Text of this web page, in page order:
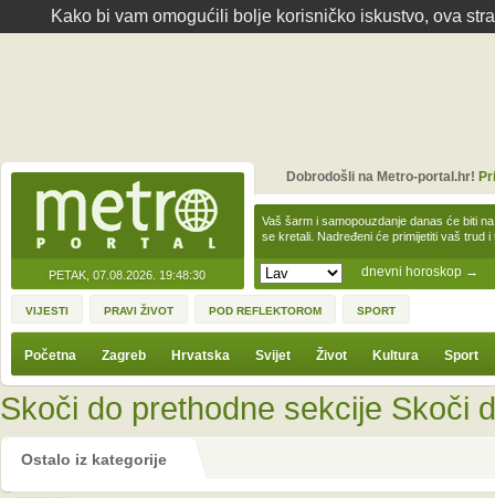
Kako bi vam omogućili bolje korisničko iskustvo, ova
PETAK, 07.08.2026. 19:48:30 dnevni horoskop →
Vaš šarm i samopouzdanje danas će biti
se kretali. Nadređeni će primijetiti vaš trud
Dobrodošli na Metro-portal.hr!
VIJESTI PRAVI ŽIVOT POD REFLEKTOROM SPORT
Početna Zagreb Hrvatska Svijet Život Kultura Sport
Skoči do prethodne sekcije Skoči
Ostalo iz kategorije